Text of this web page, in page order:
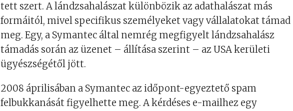
tett szert. A lándzsahalászat különbözik az adathalászat más
formáitól, mivel specifikus személyeket vagy vállalatokat támad
meg. Egy, a Symantec által nemrég megfigyelt lándzsahalász
támadás során az üzenet – állítása szerint – az USA kerületi
ügyészségétől jött.
2008 áprilisában a Symantec az időpont-egyeztető spam
felbukkanását figyelhette meg. A kérdéses e-mailhez egy